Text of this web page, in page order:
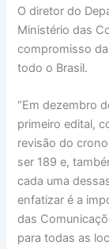
O diretor do
Ministério das
compromisso
todo o Brasil.
“Em dezembro
primeiro edital,
revisão do
ser 189 e,
cada uma
enfatizar é a
das
para todas as